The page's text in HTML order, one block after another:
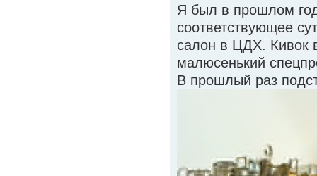
Я был в прошлом
соответствующее
салон в ЦДХ. Кивок
малюсенький
В прошлый раз